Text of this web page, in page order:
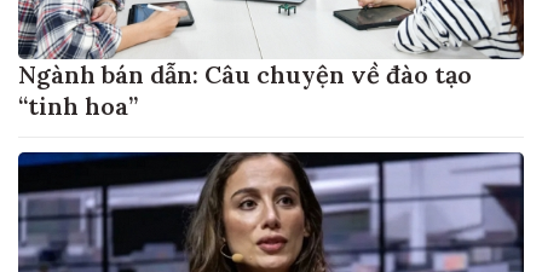
Ngành bán dẫn: Câu chuyện về đào tạo
“tinh hoa”